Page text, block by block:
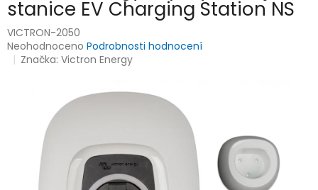
stanice EV Charging Station NS
VICTRON-2050
Průměrné
hodnocení
hvězdiček.
Neohodnoceno Podrobnosti hodnocení
Značka:Victron Energy